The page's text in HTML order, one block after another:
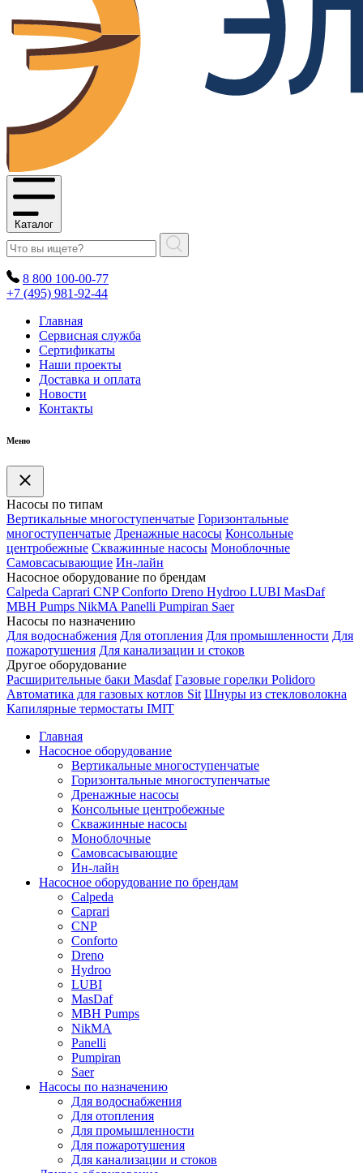
Каталог
8 800 100-00-77
+7 (495) 981-92-44
Главная
Сервисная служба
Сертификаты
Наши проекты
Доставка и оплата
Новости
Контакты
Меню
Насосы по типам
Вертикальные многоступенчатые Горизонтальные
многоступенчатые Дренажные насосы Консольные
центробежные Скважинные насосы Моноблочные
Самовсасывающие Ин-лайн
Насосное оборудование по брендам
Calpeda Caprari CNP Conforto Dreno Hydroo LUBI MasDaf
MBH Pumps NikMA Panelli Pumpiran Saer
Насосы по назначению
Для водоснабжения Для отопления Для промышленности Для
пожаротушения Для канализации и стоков
Другое оборудование
Расширительные баки Masdaf Газовые горелки Polidoro
Автоматика для газовых котлов Sit Шнуры из стекловолокна
Капилярные термостаты IMIT
Главная
Насосное оборудование
Вертикальные многоступенчатые
Горизонтальные многоступенчатые
Дренажные насосы
Консольные центробежные
Скважинные насосы
Моноблочные
Самовсасывающие
Ин-лайн
Насосное оборудование по брендам
Calpeda
Caprari
CNP
Conforto
Dreno
Hydroo
LUBI
MasDaf
MBH Pumps
NikMA
Panelli
Pumpiran
Saer
Насосы по назначению
Для водоснабжения
Для отопления
Для промышленности
Для пожаротушения
Для канализации и стоков